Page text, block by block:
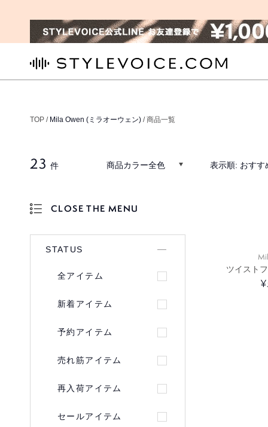
TOP / Mila Owen (ミラオーウェン) / 商品一覧
23 件 商品カラー全色 表示順: おすす
CLOSE THE MENU
STATUS
全アイテム
新着アイテム
予約アイテム
売れ筋アイテム
再入荷アイテム
セールアイテム
ツイスト